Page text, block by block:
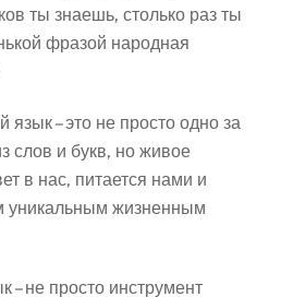
ты знаешь, столько раз ты
фразой народная
– это не просто одно за
слов и букв, но живое
в нас, питается нами и
уникальным жизненным
– не просто инструмент